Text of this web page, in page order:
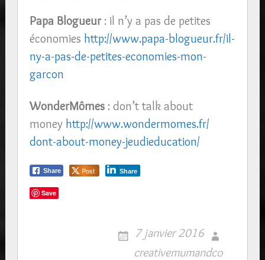
Papa Blogueur: il n’y a pas de petites
économies http://www.papa-blogueur.fr/il-
ny-a-pas-de-petites-economies-mon-
garcon
WonderMômes: don’t talk about
money http://www.wondermomes.fr/
dont-about-money-jeudieducation/
Share Post Share
Save
7 janvier 2016
creativemumandco